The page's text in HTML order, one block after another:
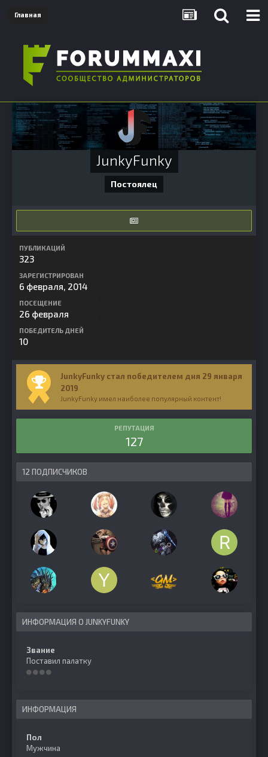
Главная
JunkyFunky
Постоялец
ПУБЛИКАЦИЙ
323
ЗАРЕГИСТРИРОВАН
6 февраля, 2014
ПОСЕЩЕНИЕ
26 февраля
ПОБЕДИТЕЛЬ ДНЕЙ
10
JunkyFunky стал победителем дня 29 января
2019
JunkyFunky имел наиболее популярный контент!
РЕПУТАЦИЯ
127
12 ПОДПИСЧИКОВ
ИНФОРМАЦИЯ О JUNKYFUNKY
Звание
Поставил палатку
ИНФОРМАЦИЯ
Пол
Мужчина